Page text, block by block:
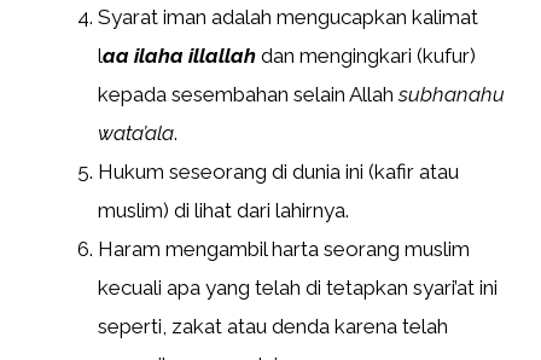
Syarat iman adalah mengucapkan kalimat
laa ilaha illallah dan mengingkari (kufur)
kepada sesembahan selain Allahsubhanahu
wata’ala.
Hukum seseorang di dunia ini (kafir atau
muslim) di lihat dari lahirnya.
Haram mengambil harta seorang muslim
kecuali apa yang telah di tetapkan syari’at ini
seperti, zakat atau denda karena telah